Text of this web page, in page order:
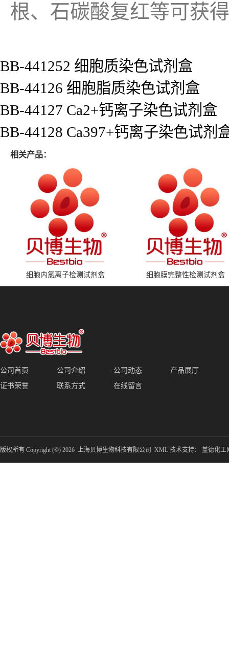
根、石碳酸复红等可获
BB-441252 细胞质染色试剂盒
BB-44126 细胞脂质染色试剂盒
BB-44127 Ca2+钙离子染色试剂盒
BB-44128 Ca397+钙离子染色试剂
相关产品：
细胞内氯离子检测试剂盒 细胞膜完整性检测试剂盒
公司首页 公司介绍 公司动态
产品展厅
证书荣誉
联系方式 在线留言
版权所有 Copyright (©) 2026 上海贝博生物科技有限公司 XML 技术支持： 盖德化工